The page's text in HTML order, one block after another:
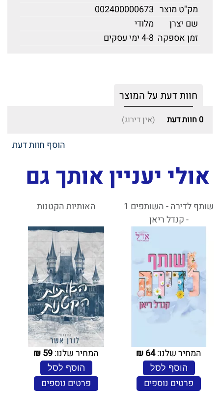
מק"ט מוצר 002400000673
שם יצרן
מלודי
זמן אספקה 4-8 ימי עסקים
חוות דעת על המוצר
0 חוות דעת (אין דירוג)
הוסף חוות דעת
אולי יעניין אותך גם
שותף לדירה - השותפים 1
- קנדל ריאן
המחיר שלנו:64
₪
הוסף לסל
פרטים נוספים
האותיות הקטנות
המחיר שלנו:59
₪
הוסף לסל
פרטים נוספים